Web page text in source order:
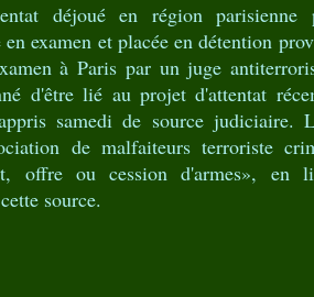
déjoué en région parisienne
en examen et placée en détention
à Paris par un juge
d'être lié au projet d'attentat
samedi de source judiciaire.
de malfaiteurs terroriste
offre ou cession d'armes», en
source.